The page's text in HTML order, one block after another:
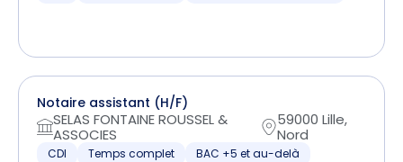
Notaire assistant (H/F)
SELAS FONTAINE ROUSSEL &
ASSOCIES
59000 Lille,
Nord
CDI Temps complet BAC +5 et au-delà